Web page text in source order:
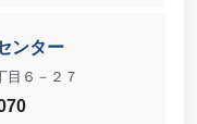
ンター
目６－２７